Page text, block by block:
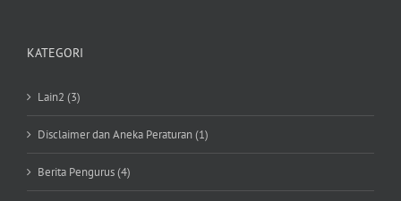
KATEGORI
Lain2 (3)
Disclaimer dan Aneka Peraturan (1)
Berita Pengurus (4)